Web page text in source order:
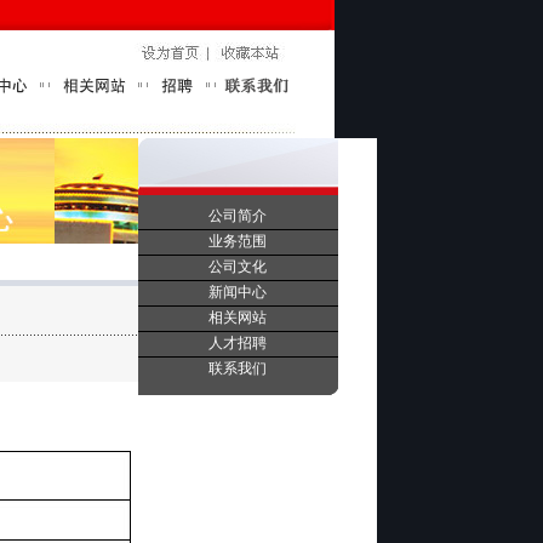
公司简介
业务范围
公司文化
新闻中心
相关网站
人才招聘
联系我们